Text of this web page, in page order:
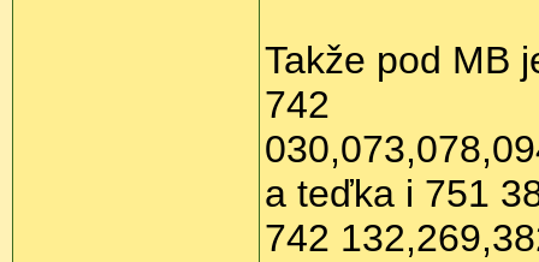
Takže pod MB
742
a teďka i 751
742